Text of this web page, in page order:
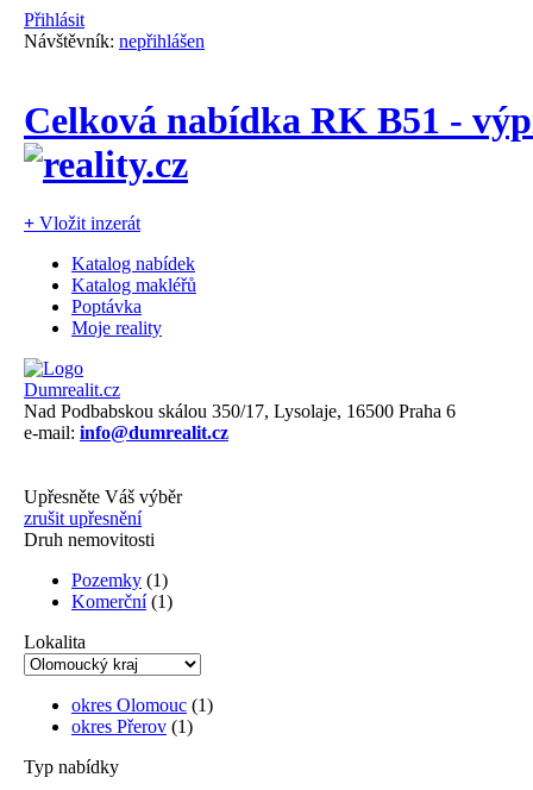
Přihlásit
Návštěvník: nepřihlášen
Celková nabídka RK B51 -
+ Vložit inzerát
Katalog nabídek
Katalog makléřů
Poptávka
Moje reality
Dumrealit.cz
Nad Podbabskou skálou 350/17, Lysolaje, 16500 Praha 6
e-mail: info@dumrealit.cz
Upřesněte Váš výběr
zrušit upřesnění
Druh nemovitosti
Pozemky (1)
Komerční(1)
Lokalita
okres Olomouc (1)
okres Přerov (1)
Typ nabídky